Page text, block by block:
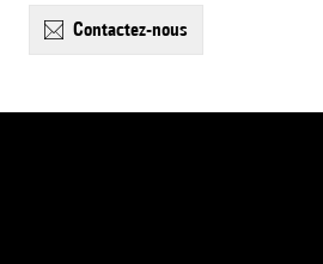
contactez-nous